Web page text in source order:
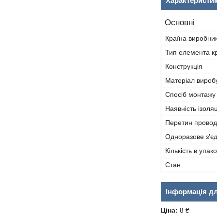
Основні
Країна
Тип елемента
Конструкція
Матеріал
Спосіб монтажу
Наявність
Перетин
Одноразове
Кількість в
Стан
Інформація
Ціна: 8 ₴